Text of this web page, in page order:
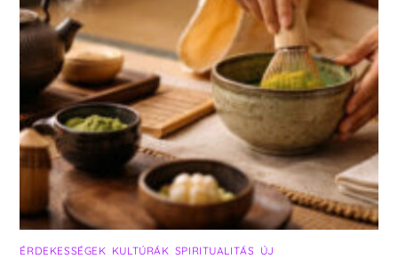
ÉRDEKESSÉGEK KULTÚRÁK SPIRITUALITÁS ÚJ